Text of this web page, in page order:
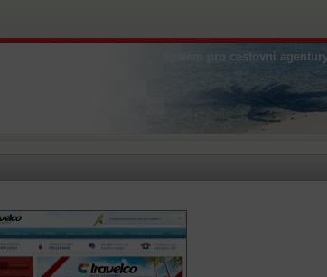
systém pro cestovní